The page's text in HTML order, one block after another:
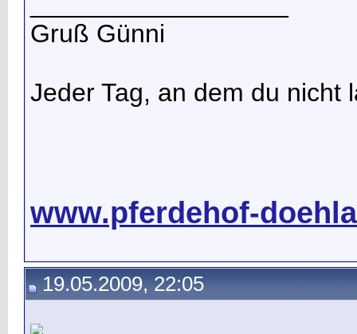
Gruß Günni
Jeder Tag, an dem du nicht
www.pferdehof-
19.05.2009, 22:05